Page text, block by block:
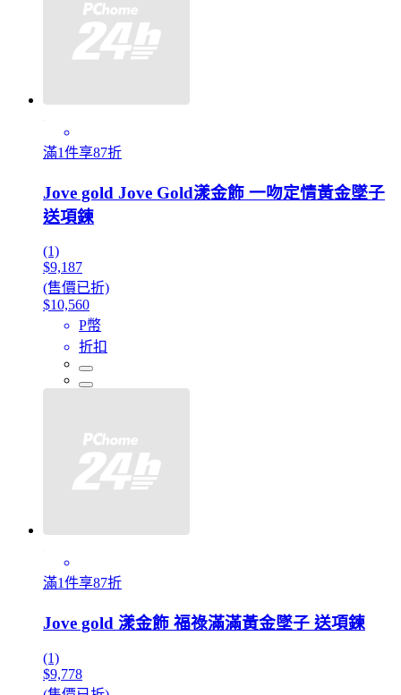
滿1件享87折
Jove gold Jove Gold漾金飾 一吻定情黃金墜子
送項鍊
(1)
$9,187
(售價已折)
$10,560
P幣
折扣
滿1件享87折
Jove gold 漾金飾 福祿滿滿黃金墜子 送項鍊
(1)
$9,778